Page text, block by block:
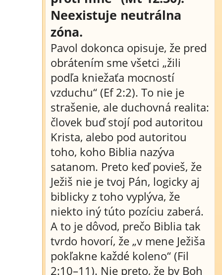
Neexistuje neutrálna
zóna.
Pavol dokonca opisuje, že pred
obrátením sme všetci „žili
podľa kniežaťa mocností
vzduchu“ (Ef 2:2). To nie je
strašenie, ale duchovná realita:
človek buď stojí pod autoritou
Krista, alebo pod autoritou
toho, koho Biblia nazýva
satanom. Preto keď povieš, že
Ježiš nie je tvoj Pán, logicky aj
biblicky z toho vyplýva, že
niekto iný túto pozíciu zaberá.
A to je dôvod, prečo Biblia tak
tvrdo hovorí, že „v mene Ježiša
pokľakne každé koleno“ (Fil
2:10–11). Nie preto, že by Boh